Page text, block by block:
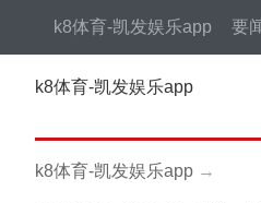
k8体育-凯发娱乐app 要
k8体育-凯发娱乐app
k8体育-凯发娱乐app →